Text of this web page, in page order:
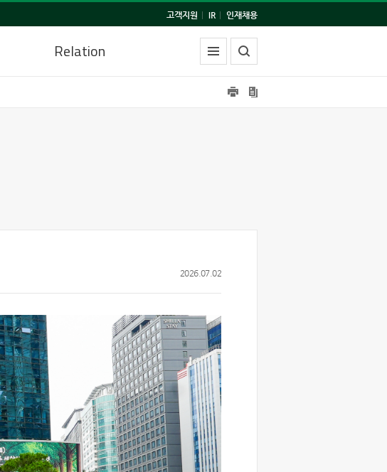
고객지원 IR 인재채용
Relation
2026.07.02